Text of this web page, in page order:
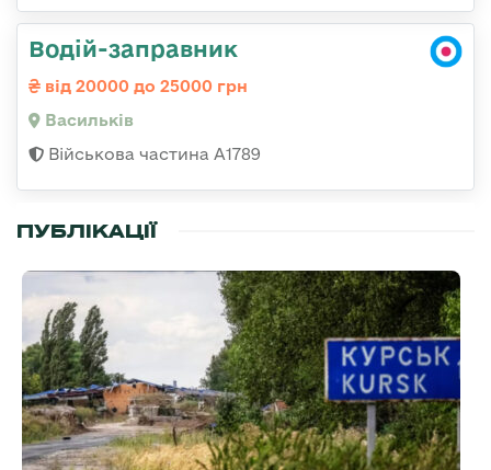
Водій-заправник
від 20000 до 25000 грн
Васильків
Військова частина А1789
ПУБЛІКАЦІЇ